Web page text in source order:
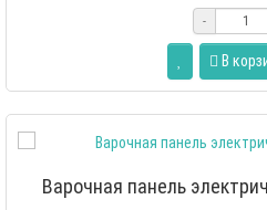
-
В
Варочная панель